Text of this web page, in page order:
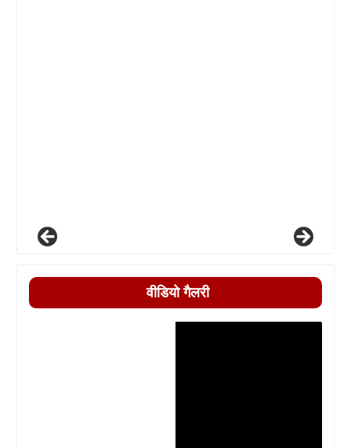
वीडियो गैलरी